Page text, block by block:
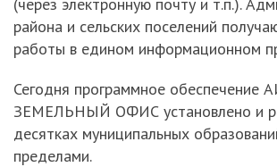
района и сельских поселений
работы в едином информационном
Сегодня программное обеспечение
ЗЕМЕЛЬНЫЙ ОФИС установлено и
десятках муниципальных
пределами.